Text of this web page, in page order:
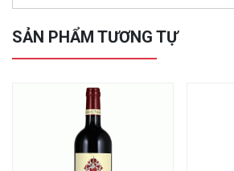
SẢN PHẨM TƯƠNG TỰ